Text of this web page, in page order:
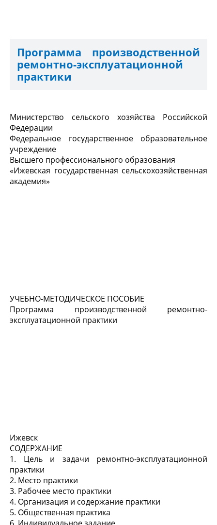
Программа производственной
ремонтно-эксплуатационной
практики
Министерство сельского хозяйства Российской
Федерации
Федеральное государственное образовательное
учреждение
Высшего профессионального образования
«Ижевская государственная сельскохозяйственная
академия»
УЧЕБНО-МЕТОДИЧЕСКОЕ ПОСОБИЕ
Программа производственной ремонтно-
эксплуатационной практики
Ижевск
СОДЕРЖАНИЕ
1. Цель и задачи ремонтно-эксплуатационной
практики
2. Место практики
3. Рабочее место практики
4. Организация и содержание практики
5. Общественная практика